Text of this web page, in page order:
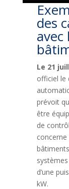
des
avec
Le 21
officiel le
prévoit
être
de
d’une
kW.